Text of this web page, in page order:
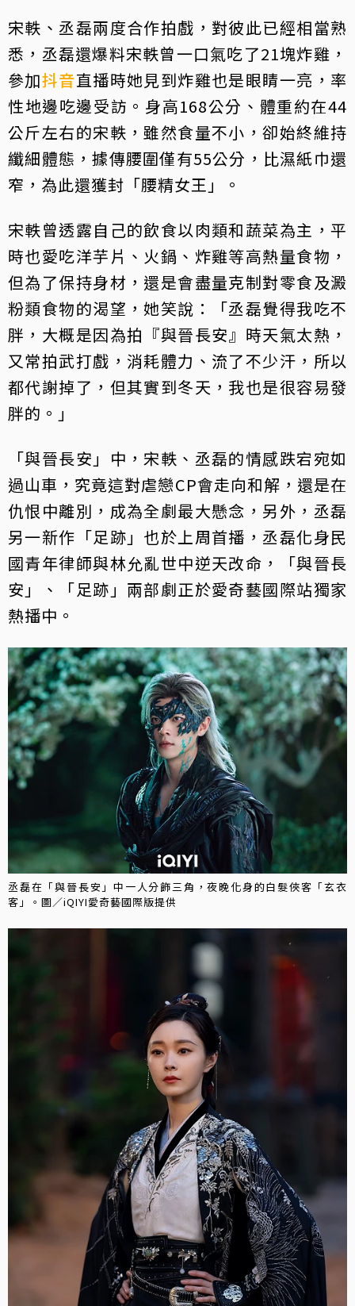
宋軼、丞磊兩度合作拍戲，對彼此已經相當熟
悉，丞磊還爆料宋軼曾一口氣吃了21塊炸雞，
參加抖音直播時她見到炸雞也是眼睛一亮，率
性地邊吃邊受訪。身高168公分、體重約在44
公斤左右的宋軼，雖然食量不小，卻始終維持
纖細體態，據傳腰圍僅有55公分，比濕紙巾還
窄，為此還獲封「腰精女王」。
宋軼曾透露自己的飲食以肉類和蔬菜為主，平
時也愛吃洋芋片、火鍋、炸雞等高熱量食物，
但為了保持身材，還是會盡量克制對零食及澱
粉類食物的渴望，她笑說：「丞磊覺得我吃不
胖，大概是因為拍『與晉長安』時天氣太熱，
又常拍武打戲，消耗體力、流了不少汗，所以
都代謝掉了，但其實到冬天，我也是很容易發
胖的。」
「與晉長安」中，宋軼、丞磊的情感跌宕宛如
過山車，究竟這對虐戀CP會走向和解，還是在
仇恨中離別，成為全劇最大懸念，另外，丞磊
另一新作「足跡」也於上周首播，丞磊化身民
國青年律師與林允亂世中逆天改命，「與晉長
安」、「足跡」兩部劇正於愛奇藝國際站獨家
熱播中。
丞磊在「與晉長安」中一人分飾三角，夜晚化身的白髮俠客「玄衣
客」。圖／iQIYI愛奇藝國際版提供